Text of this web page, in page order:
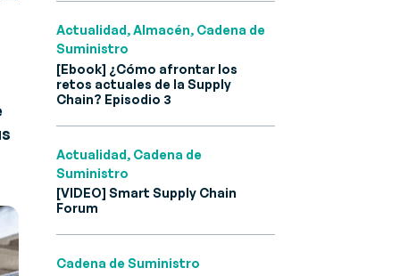
Actualidad, Almacén, Cadena de
Suministro
[Ebook] ¿Cómo afrontar los
retos actuales de la Supply
Chain? Episodio 3
Actualidad, Cadena de
Suministro
[VIDEO] Smart Supply Chain
Forum
Cadena de Suministro